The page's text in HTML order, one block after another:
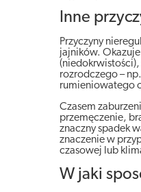
Inne
Przyczyny
jajników.
(niedokrwistości),
rozrodczego –
rumieniowatego
Czasem
przemęczenie,
znaczny spadek
znaczenie w
czasowej lub
W jaki